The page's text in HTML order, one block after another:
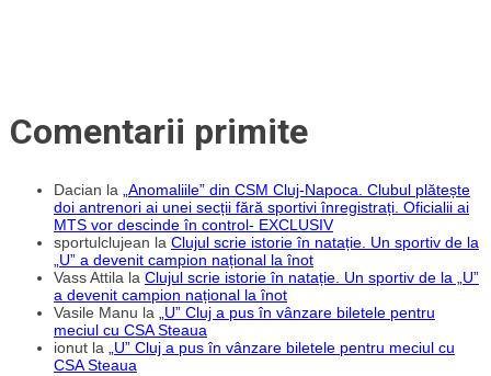
Comentarii primite
Dacian la „Anomaliile” din CSM Cluj-Napoca. Clubul plătește
doi antrenori ai unei secții fără sportivi înregistrați. Oficialii ai
MTS vor descinde în control- EXCLUSIV
sportulclujean la Clujul scrie istorie în natație. Un sportiv de la
„U” a devenit campion național la înot
Vass Attila la Clujul scrie istorie în natație. Un sportiv de la „U”
a devenit campion național la înot
Vasile Manu la „U” Cluj a pus în vânzare biletele pentru
meciul cu CSA Steaua
ionut la „U” Cluj a pus în vânzare biletele pentru meciul cu
CSA Steaua